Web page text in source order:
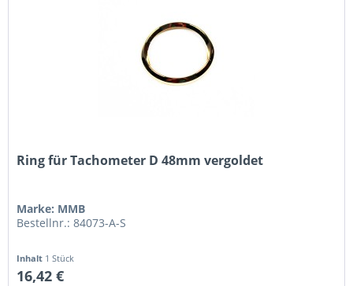
Ring für Tachometer D 48mm vergoldet
Marke: MMB
Bestellnr.: 84073-A-S
Inhalt 1 Stück
16,42 €